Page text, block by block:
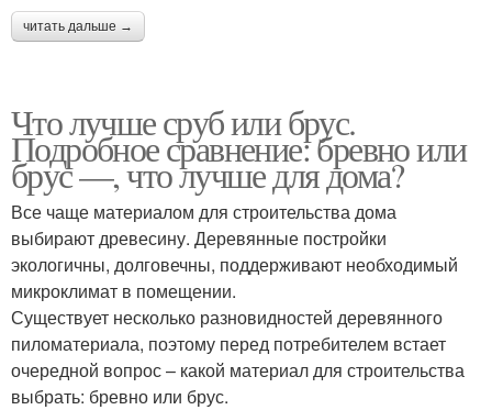
читать дальше →
Что лучше сруб или брус.
Подробное сравнение: бревно или
брус —, что лучше для дома?
Все чаще материалом для строительства дома
выбирают древесину. Деревянные постройки
экологичны, долговечны, поддерживают необходимый
микроклимат в помещении.
Существует несколько разновидностей деревянного
пиломатериала, поэтому перед потребителем встает
очередной вопрос – какой материал для строительства
выбрать: бревно или брус.